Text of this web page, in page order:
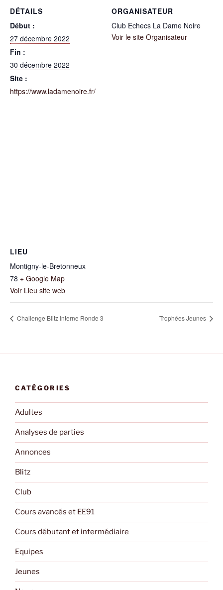
DÉTAILS
Début :
27 décembre 2022
Fin :
30 décembre 2022
Site :
https://www.ladamenoire.fr/
ORGANISATEUR
Club Echecs La Dame Noire
Voir le site Organisateur
LIEU
Montigny-le-Bretonneux
78 + Google Map
Voir Lieu site web
Challenge Blitz interne Ronde 3 Trophées Jeunes
CATÉGORIES
Adultes
Analyses de parties
Annonces
Blitz
Club
Cours avancés et EE91
Cours débutant et intermédiaire
Equipes
Jeunes